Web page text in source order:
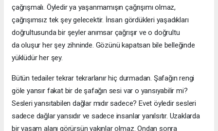
çağrışmalı. Öyledir ya yaşanmamışın çağrışımı olmaz,
çağrışımsız tek şey gelecektir. İnsan gördükleri yaşadıkları
doğrultusunda bir şeyler anımsar çağrışır ve o doğrultu
da oluşur her şey zihninde. Gözünü kapatsan bile belleğinde
yüklüdür her şey.
Bütün tedailer tekrar tekrarlanır hiç durmadan. Şafağın rengi
göle yansır fakat bir de şafağın sesi var o yansıyabilir mi?
Sesleri yansıtabilen dağlar mıdır sadece? Evet öyledir sesleri
sadece dağlar yansıdır ve sadece insanlar yanılsıtır. Uzaklarda
bir yaşam alanı görürsün yakınlar olmaz. Ondan sonra